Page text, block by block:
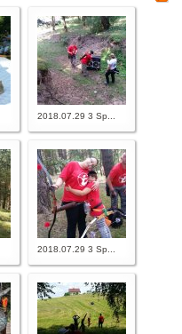
2018.07.29 3 Sp...
2018.07.29 3 Sp...